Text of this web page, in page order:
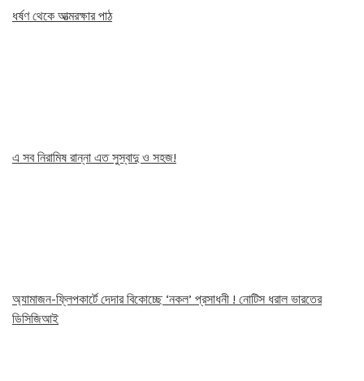
ধর্ষণ থেকে আত্মরক্ষার পাঠ
এ সব নিরামিষ রান্না এত সুস্বাদু ও সহজ!
অ্যামাজন-ফ্লিপকার্টে দেদার বিকোচ্ছে ‘নকল’ প্রসাধনী ! নোটিস ধরাল ভারতের
ডিসিজিআই